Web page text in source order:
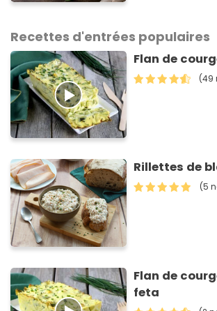
Recettes d'entrées populaires
Flan de
(49
Rillettes de
(5
Flan de
feta